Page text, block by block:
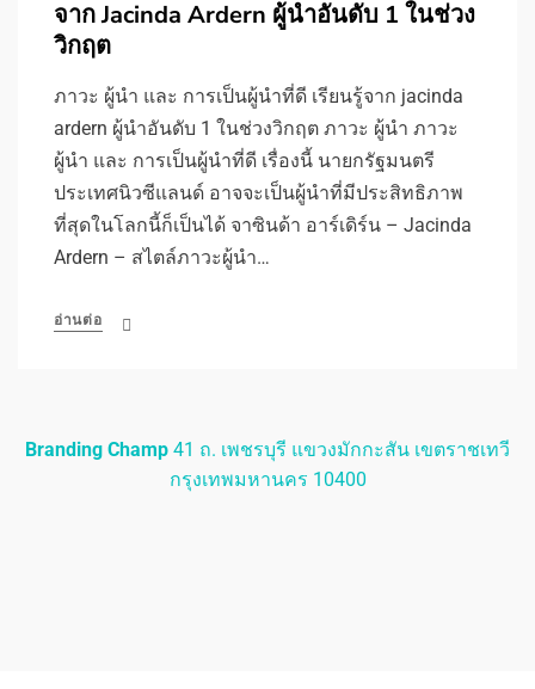
จาก Jacinda Ardern ผู้นำอันดับ 1 ในช่วง
วิกฤต
ภาวะ ผู้นำ และ การเป็นผู้นำที่ดี เรียนรู้จาก jacinda
ardern ผู้นำอันดับ 1 ในช่วงวิกฤต ภาวะ ผู้นำ ภาวะ
ผู้นำ และ การเป็นผู้นำที่ดี เรื่องนี้ นายกรัฐมนตรี
ประเทศนิวซีแลนด์ อาจจะเป็นผู้นำที่มีประสิทธิภาพ
ที่สุดในโลกนี้ก็เป็นได้ จาซินด้า อาร์เดิร์น – Jacinda
Ardern – สไตล์ภาวะผู้นำ…
อ่านต่อ
Branding Champ 41 ถ. เพชรบุรี แขวงมักกะสัน เขตราชเทวี
กรุงเทพมหานคร 10400